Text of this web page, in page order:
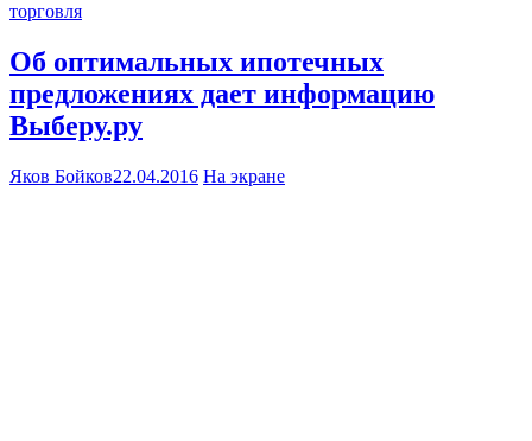
торговля
Об оптимальных ипотечных
предложениях дает информацию
Выберу.ру
Яков Бойков22.04.2016 На экране